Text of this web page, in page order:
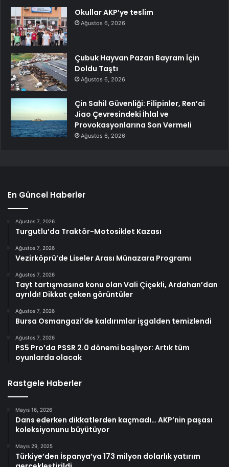
Okullar AKP’ye teslim
Ağustos 6, 2026
Çubuk Hayvan Pazarı Bayram İçin
Doldu Taştı
Ağustos 6, 2026
Çin Sahil Güvenliği: Filipinler, Ren’ai
Jiao Çevresindeki İhlal ve
Provokasyonlarına Son Vermeli
Ağustos 6, 2026
En Güncel Haberler
Ağustos 7, 2026
Turgutlu’da Traktör-Motosiklet Kazası
Ağustos 7, 2026
Vezirköprü’de Liseler Arası Münazara Programı
Ağustos 7, 2026
Tayt tartışmasına konu olan Vali Çiçekli, Ardahan’dan
ayrıldı! Dikkat çeken görüntüler
Ağustos 7, 2026
Bursa Osmangazi’de kaldırımlar işgalden temizlendi
Ağustos 7, 2026
PS5 Pro’da PSSR 2.0 dönemi başlıyor: Artık tüm
oyunlarda olacak
Rastgele Haberler
Mayıs 16, 2026
Dans ederken dikkatlerden kaçmadı… AKP’nin paşası
koleksiyonunu büyütüyor
Mayıs 29, 2025
Türkiye’den İspanya’ya 173 milyon dolarlık yatırım